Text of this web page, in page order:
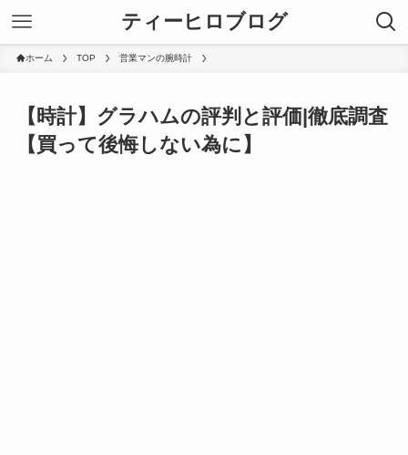
ティーヒロブログ
ホーム TOP 営業マンの腕時計
【時計】グラハムの評判と評価|徹底調査
【買って後悔しない為に】